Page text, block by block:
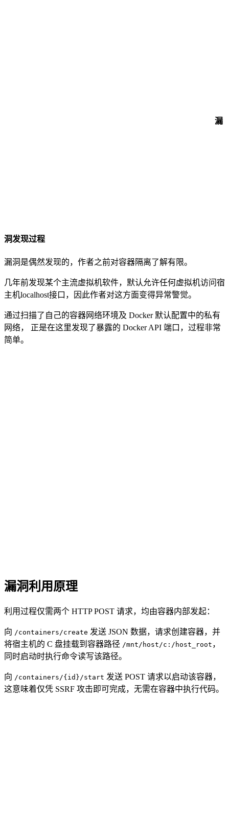
漏
洞发现过程
漏洞是偶然发现的，作者之前对容器隔离了解有限。
几年前发现某个主流虚拟机软件，默认允许任何虚拟机访问宿
主机localhost接口，因此作者对这方面变得异常警觉。
通过扫描了自己的容器网络环境及 Docker 默认配置中的私有
网络， 正是在这里发现了暴露的 Docker API 端口，过程非常
简单。
漏洞利用原理
利用过程仅需两个 HTTP POST 请求，均由容器内部发起：
向 /containers/create 发送 JSON 数据，请求创建容器，并
将宿主机的 C 盘挂载到容器路径 /mnt/host/c:/host_root ，
同时启动时执行命令读写该路径。
向 /containers/{id}/start 发送 POST 请求以启动该容器，
这意味着仅凭 SSRF 攻击即可完成，无需在容器中执行代码。